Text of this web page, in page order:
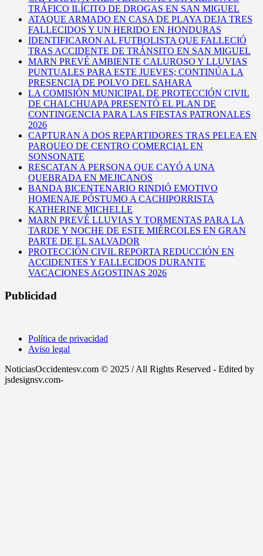
TRÁFICO ILÍCITO DE DROGAS EN SAN MIGUEL
ATAQUE ARMADO EN CASA DE PLAYA DEJA TRES
FALLECIDOS Y UN HERIDO EN HONDURAS
IDENTIFICARON AL FUTBOLISTA QUE FALLECIÓ
TRAS ACCIDENTE DE TRÁNSITO EN SAN MIGUEL
MARN PREVÉ AMBIENTE CALUROSO Y LLUVIAS
PUNTUALES PARA ESTE JUEVES; CONTINÚA LA
PRESENCIA DE POLVO DEL SAHARA
LA COMISIÓN MUNICIPAL DE PROTECCIÓN CIVIL
DE CHALCHUAPA PRESENTÓ EL PLAN DE
CONTINGENCIA PARA LAS FIESTAS PATRONALES
2026
CAPTURAN A DOS REPARTIDORES TRAS PELEA EN
PARQUEO DE CENTRO COMERCIAL EN
SONSONATE
RESCATAN A PERSONA QUE CAYÓ A UNA
QUEBRADA EN MEJICANOS
BANDA BICENTENARIO RINDIÓ EMOTIVO
HOMENAJE PÓSTUMO A CACHIPORRISTA
KATHERINE MICHELLE
MARN PREVÉ LLUVIAS Y TORMENTAS PARA LA
TARDE Y NOCHE DE ESTE MIÉRCOLES EN GRAN
PARTE DE EL SALVADOR
PROTECCIÓN CIVIL REPORTA REDUCCIÓN EN
ACCIDENTES Y FALLECIDOS DURANTE
VACACIONES AGOSTINAS 2026
Publicidad
Política de privacidad
Aviso legal
NoticiasOccidentesv.com © 2025 / All Rights Reserved - Edited by
jsdesignsv.com-